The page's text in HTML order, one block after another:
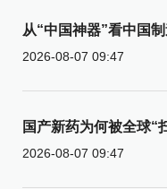
从“中国神器”看中国
2026-08-07 09:47
国产新药为何被全球“
2026-08-07 09:47